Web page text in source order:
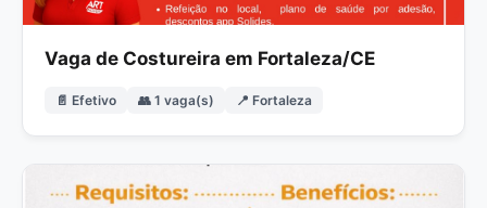
Vaga de Costureira em Fortaleza/CE
📄 Efetivo 👥 1 vaga(s) 📍 Fortaleza